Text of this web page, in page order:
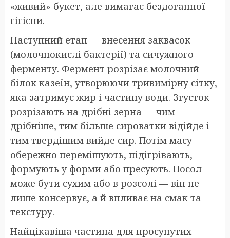
«живий» букет, але вимагає бездоганної
гігієни.
Наступний етап — внесення заквасок
(молочнокислі бактерії) та сичужного
ферменту. Фермент розрізає молочний
білок казеїн, утворюючи тривимірну сітку,
яка затримує жир і частину води. Згусток
розрізають на дрібні зерна — чим
дрібніше, тим більше сироватки відійде і
тим твердішим вийде сир. Потім масу
обережно перемішують, підігрівають,
формують у форми або пресують. Посол
може бути сухим або в розсолі — він не
лише консервує, а й впливає на смак та
текстуру.
Найцікавіша частина для просунутих